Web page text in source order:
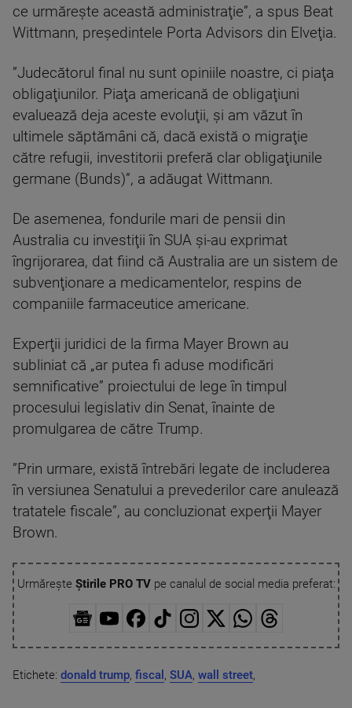
ce urmăreşte această administraţie”, a spus Beat
Wittmann, preşedintele Porta Advisors din Elveţia.
”Judecătorul final nu sunt opiniile noastre, ci piaţa
obligaţiunilor. Piaţa americană de obligaţiuni
evaluează deja aceste evoluţii, şi am văzut în
ultimele săptămâni că, dacă există o migraţie
către refugii, investitorii preferă clar obligaţiunile
germane (Bunds)”, a adăugat Wittmann.
De asemenea, fondurile mari de pensii din
Australia cu investiţii în SUA şi-au exprimat
îngrijorarea, dat fiind că Australia are un sistem de
subvenţionare a medicamentelor, respins de
companiile farmaceutice americane.
Experţii juridici de la firma Mayer Brown au
subliniat că „ar putea fi aduse modificări
semnificative” proiectului de lege în timpul
procesului legislativ din Senat, înainte de
promulgarea de către Trump.
”Prin urmare, există întrebări legate de includerea
în versiunea Senatului a prevederilor care anulează
tratatele fiscale”, au concluzionat experţii Mayer
Brown.
Urmărește Știrile PRO TVpe canalul de social media preferat:
Etichete: donald trump, fiscal , SUA, wall street,